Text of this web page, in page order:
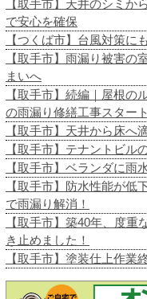
【取手市】天井のシミか
で安心を確保
【つくば市】台風対策に
【取手市】雨漏り被害の
まいへ
【取手市】続編｜屋根の
の雨漏り修繕工事スタート
【取手市】天井から床へ
【取手市】テナントビル
【取手市】ベランダに雨
【取手市】防水性能が
で雨漏り解消！
【取手市】築40年、度
き止めました！
【取手市】塗装仕上作業